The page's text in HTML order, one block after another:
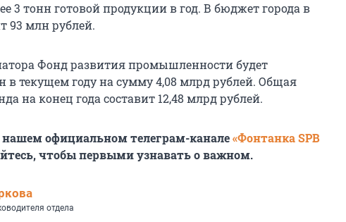
3 тонн готовой продукции в год. В бюджет города в
93 млн рублей.
Фонд развития промышленности будет
в текущем году на сумму 4,08 млрд рублей. Общая
на конец года составит 12,48 млрд рублей.
нашем официальном телеграм-канале«Фонтанка SPB
чтобы первыми узнавать о важном.
отдела